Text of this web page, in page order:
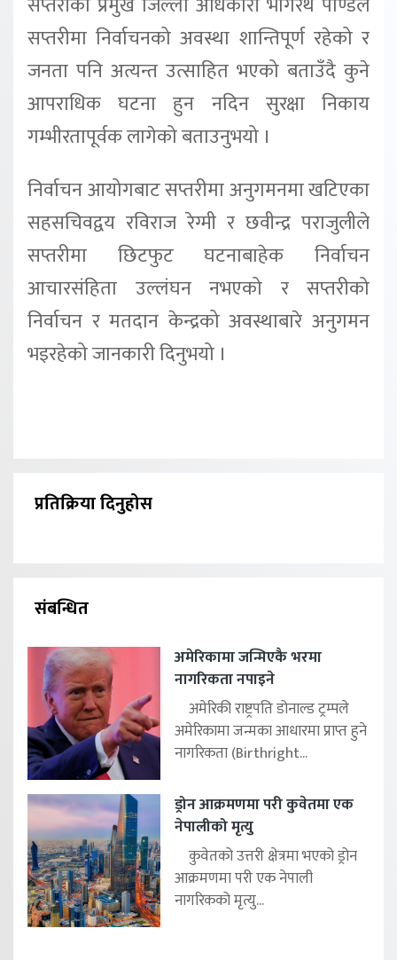
सप्तरीमा निर्वाचनको अवस्था शान्तिपूर्ण रहेको र
जनता पनि अत्यन्त उत्साहित भएको बताउँदै कुने
आपराधिक घटना हुन नदिन सुरक्षा निकाय
गम्भीरतापूर्वक लागेको बताउनुभयो ।
निर्वाचन आयोगबाट सप्तरीमा अनुगमनमा खटिएका
सहसचिवद्वय रविराज रेग्मी र छवीन्द्र पराजुलीले
सप्तरीमा छिटफुट घटनाबाहेक निर्वाचन
आचारसंहिता उल्लंघन नभएको र सप्तरीको
निर्वाचन र मतदान केन्द्रको अवस्थाबारे अनुगमन
भइरहेको जानकारी दिनुभयो ।
प्रतिक्रिया दिनुहोस
संबन्धित
अमेरिकामा जन्मिएकै भरमा
नागरिकता नपाइने
अमेरिकी राष्ट्रपति डोनाल्ड ट्रम्पले
अमेरिकामा जन्मका आधारमा प्राप्त हुने
नागरिकता (Birthright...
ड्रोन आक्रमणमा परी कुवेतमा एक
नेपालीको मृत्यु
कुवेतको उत्तरी क्षेत्रमा भएको ड्रोन
आक्रमणमा परी एक नेपाली
नागरिकको मृत्यु...